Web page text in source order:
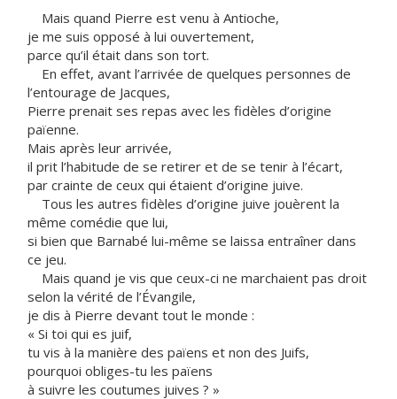
Mais quand Pierre est venu à Antioche,
je me suis opposé à lui ouvertement,
parce qu’il était dans son tort.
En effet, avant l’arrivée de quelques personnes de
l’entourage de Jacques,
Pierre prenait ses repas avec les fidèles d’origine
païenne.
Mais après leur arrivée,
il prit l’habitude de se retirer et de se tenir à l’écart,
par crainte de ceux qui étaient d’origine juive.
Tous les autres fidèles d’origine juive jouèrent la
même comédie que lui,
si bien que Barnabé lui-même se laissa entraîner dans
ce jeu.
Mais quand je vis que ceux-ci ne marchaient pas droit
selon la vérité de l’Évangile,
je dis à Pierre devant tout le monde :
« Si toi qui es juif,
tu vis à la manière des païens et non des Juifs,
pourquoi obliges-tu les païens
à suivre les coutumes juives ? »